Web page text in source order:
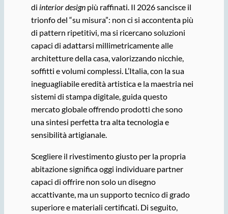
di interior designpiù raffinati. Il 2026 sancisce il
trionfo del “su misura”: non ci si accontenta più
di pattern ripetitivi, ma si ricercano soluzioni
capaci di adattarsi millimetricamente alle
architetture della casa, valorizzando nicchie,
soffitti e volumi complessi. L’Italia, con la sua
ineguagliabile eredità artistica e la maestria nei
sistemi di stampa digitale, guida questo
mercato globale offrendo prodotti che sono
una sintesi perfetta tra alta tecnologia e
sensibilità artigianale.
Scegliere il rivestimento giusto per la propria
abitazione significa oggi individuare partner
capaci di offrire non solo un disegno
accattivante, ma un supporto tecnico di grado
superiore e materiali certificati. Di seguito,